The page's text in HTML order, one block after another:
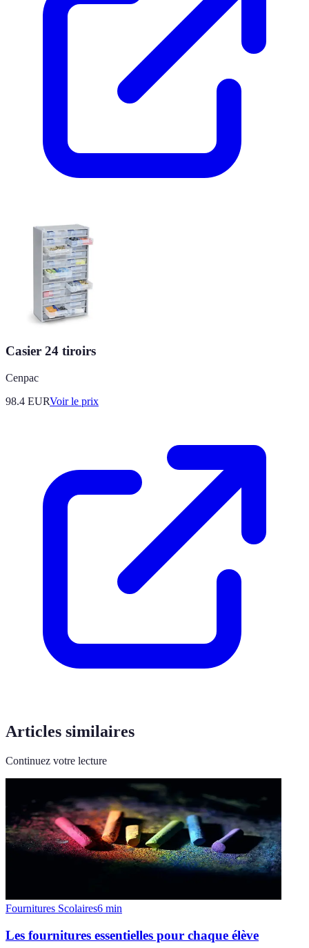
Casier 24 tiroirs
Cenpac
98.4 EURVoir le prix
Articles similaires
Continuez votre lecture
Fournitures Scolaires6 min
Les fournitures essentielles pour chaque élève